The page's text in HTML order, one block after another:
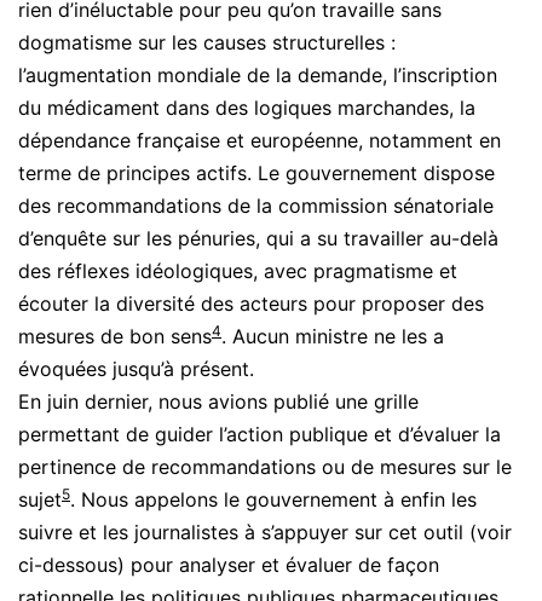
rien d’inéluctable pour peu qu’on travaille sans
dogmatisme sur les causes structurelles :
l’augmentation mondiale de la demande, l’inscription
du médicament dans des logiques marchandes, la
dépendance française et européenne, notamment en
terme de principes actifs. Le gouvernement dispose
des recommandations de la commission sénatoriale
d’enquête sur les pénuries, qui a su travailler au-delà
des réflexes idéologiques, avec pragmatisme et
écouter la diversité des acteurs pour proposer des
mesures de bon sens4. Aucun ministre ne les a
évoquées jusqu’à présent.
En juin dernier, nous avions publié une grille
permettant de guider l’action publique et d’évaluer la
pertinence de recommandations ou de mesures sur le
sujet5. Nous appelons le gouvernement à enfin les
suivre et les journalistes à s’appuyer sur cet outil (voir
ci-dessous) pour analyser et évaluer de façon